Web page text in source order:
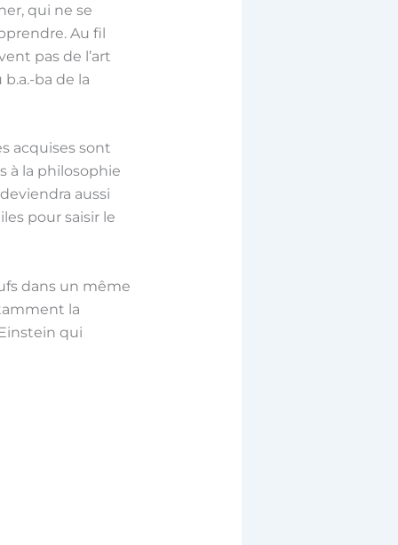
qui ne se
Au fil
pas de l’art
ba de la
acquises sont
à la philosophie
aussi
pour saisir le
dans un même
la
qui